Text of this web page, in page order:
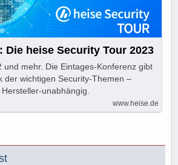
Die heise Security Tour 2023
und mehr. Die Eintages-Konferenz gibt
der wichtigen Security-Themen –
unabhängig.
www.heise.de